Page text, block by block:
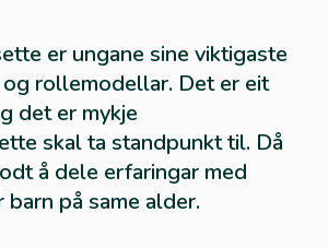
er ungane sine viktigaste
rollemodellar. Det er eit
det er mykje
skal ta standpunkt til. Då
å dele erfaringar med
barn på same alder.